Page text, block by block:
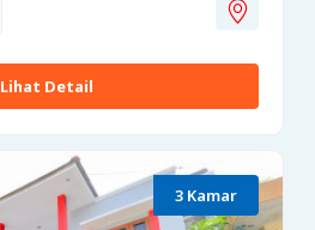
Lihat Detail
3 Kamar